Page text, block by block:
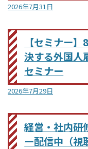
2026年7月31日
【セミナー
決する外国
セミナー
2026年7月29日
経営・社内
ー配信中（視